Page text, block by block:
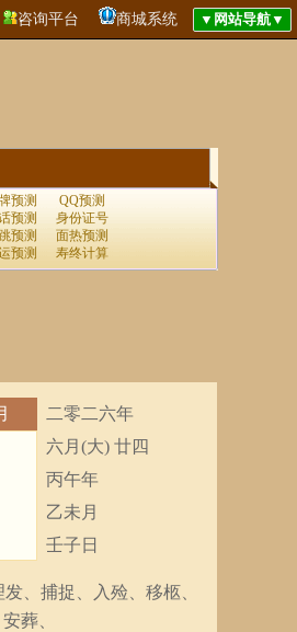
咨询平台 商城系统
预测
QQ预测
预测
身份证号
预测
面热预测
预测 寿终计算
二零二六年
六月(大) 廿四
丙午年
乙未月
壬子日
、捕捉、入殓、移柩、
葬、